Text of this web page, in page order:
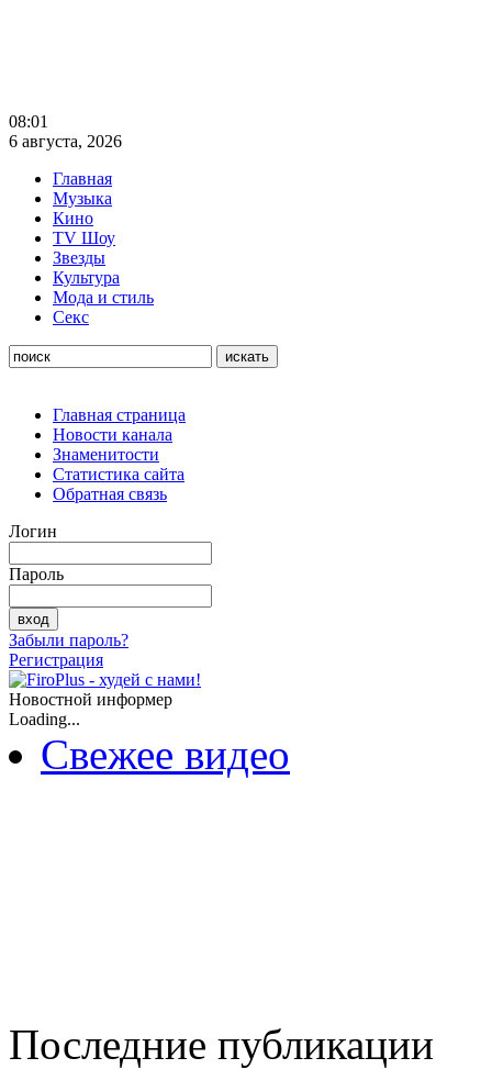
08:01
6 августа, 2026
Главная
Музыка
Кино
TV Шоу
Звезды
Культура
Мода и стиль
Секс
Главная страница
Новости канала
Знаменитости
Статистика сайта
Обратная связь
Логин
Пароль
Забыли пароль?
Регистрация
Новостной информер
Loading...
Свежее видео
Последние публикации